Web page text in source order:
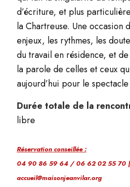
d’écriture, et plus
la Chartreuse. Une occasion
enjeux, les rythmes, les
du travail en résidence, et
la parole de celles et ceux
aujourd’hui pour le
Durée totale de la
libre
Réservation conseillée :
04 90 86 59 64 / 06 62 02 55 70 |
accueil@maisonjeanvilar.org